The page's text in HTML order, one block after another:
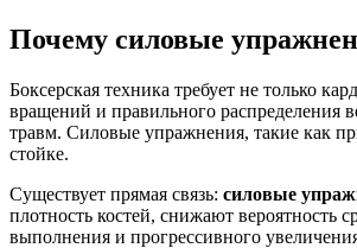
Почему силовые
Боксерская техника требует не только
вращений и правильного распределения
травм. Силовые упражнения, такие как
стойке.
Существует прямая связь: силовые
плотность костей, снижают вероятность
выполнения и прогрессивного